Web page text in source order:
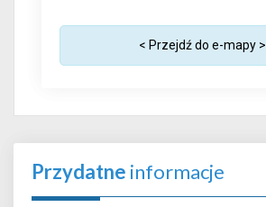
< Przejdź do e-mapy >
Przydatne informacje